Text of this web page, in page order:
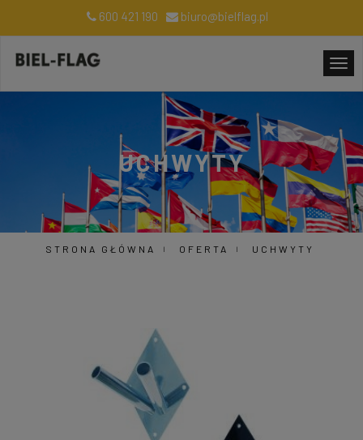
600 421 190 biuro@bielflag.pl
UCHWYTY
STRONA GŁÓWNA OFERTA UCHWYTY